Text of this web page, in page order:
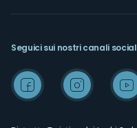
Seguici sui nostri canali social